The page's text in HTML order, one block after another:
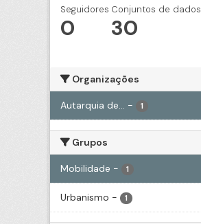
Seguidores
0
Conjuntos de dados
30
Organizações
Autarquia de... - 1
Grupos
Mobilidade - 1
Urbanismo - 1